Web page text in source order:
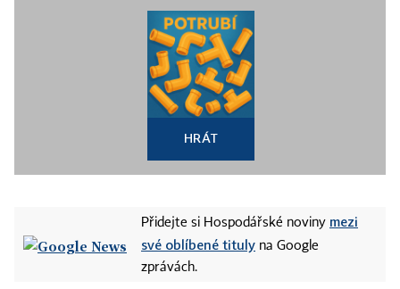
HRÁT
Přidejte si Hospodářské noviny mezi
své oblíbené tituly na Google
zprávách.